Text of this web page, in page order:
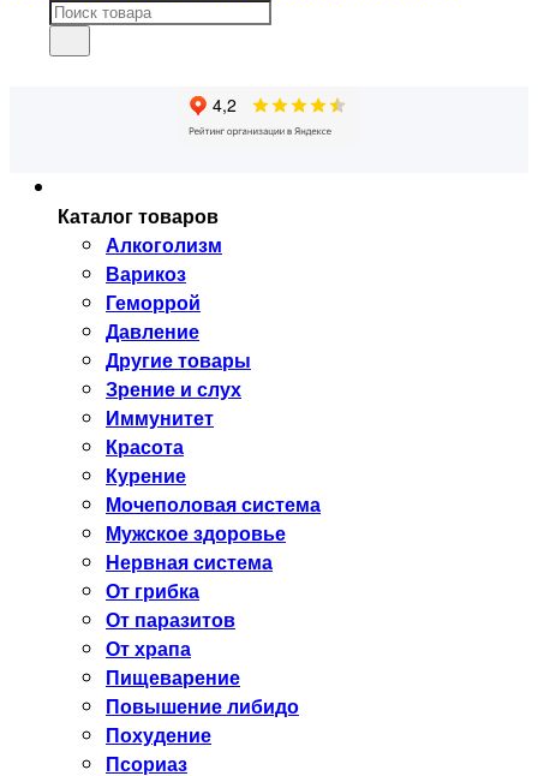
Каталог товаров
Алкоголизм
Варикоз
Геморрой
Давление
Другие товары
Зрение и слух
Иммунитет
Красота
Курение
Мочеполовая система
Мужское здоровье
Нервная система
От грибка
От паразитов
От храпа
Пищеварение
Повышение либидо
Похудение
Псориаз